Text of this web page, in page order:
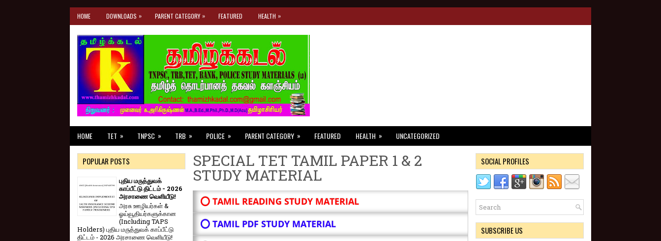
HOME DOWNLOADS » PARENT CATEGORY » FEATURED HEALTH »
HOME TET » TNPSC » TRB » POLICE » PARENT CATEGORY » FEATURED HEALTH » UNCATEGORIZED
SPECIAL TET TAMIL PAPER 1 & 2
STUDY MATERIAL
⭕ TAMIL READING STUDY MATERIAL
⭕ TAMIL PDF STUDY MATERIAL
POPULAR POSTS
புதிய மருத்துவக்
காப்பீட்டு திட்டம் - 2026
அரசாணை வெளியீடு!
அரசு ஊழியர்கள் &
ஓய்வூதியர்களுக்கான
(Including TAPS
Holders) புதிய மருத்துவக் காப்பீட்டு
திட்டம் - 2026 அரசாணை வெளியீடு!
SOCIAL PROFILES
SUBSCRIBE US